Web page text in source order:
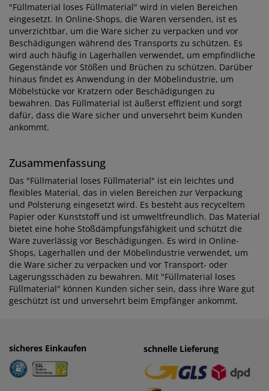
"Füllmaterial loses Füllmaterial" wird in vielen Bereichen
eingesetzt. In Online-Shops, die Waren versenden, ist es
unverzichtbar, um die Ware sicher zu verpacken und vor
Beschädigungen während des Transports zu schützen. Es
wird auch häufig in Lagerhallen verwendet, um empfindliche
Gegenstände vor Stößen und Brüchen zu schützen. Darüber
hinaus findet es Anwendung in der Möbelindustrie, um
Möbelstücke vor Kratzern oder Beschädigungen zu
bewahren. Das Füllmaterial ist äußerst effizient und sorgt
dafür, dass die Ware sicher und unversehrt beim Kunden
ankommt.
Zusammenfassung
Das "Füllmaterial loses Füllmaterial" ist ein leichtes und
flexibles Material, das in vielen Bereichen zur Verpackung
und Polsterung eingesetzt wird. Es besteht aus recyceltem
Papier oder Kunststoff und ist umweltfreundlich. Das Material
bietet eine hohe Stoßdämpfungsfähigkeit und schützt die
Ware zuverlässig vor Beschädigungen. Es wird in Online-
Shops, Lagerhallen und der Möbelindustrie verwendet, um
die Ware sicher zu verpacken und vor Transport- oder
Lagerungsschäden zu bewahren. Mit "Füllmaterial loses
Füllmaterial" können Kunden sicher sein, dass ihre Ware gut
geschützt ist und unversehrt beim Empfänger ankommt.
sicheres Einkaufen einfaches Zahlen
· Rechnung
· Vorkasse
schnelle Lieferung